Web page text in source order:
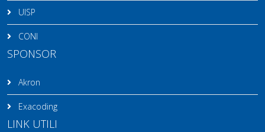
UISP
CONI
SPONSOR
Akron
Exacoding
LINK UTILI